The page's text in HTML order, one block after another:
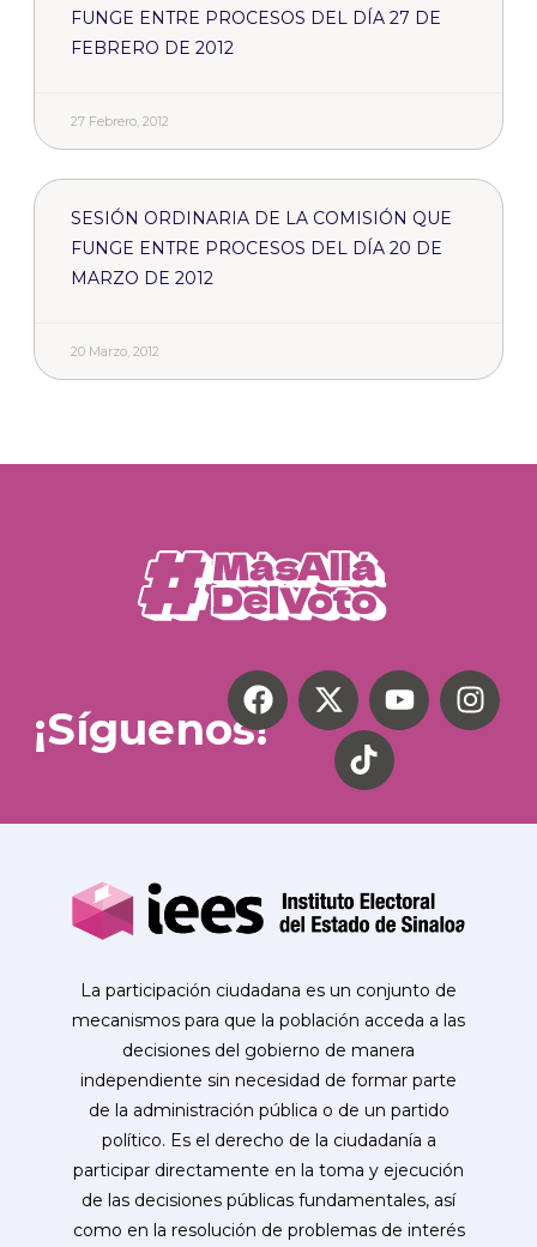
FUNGE ENTRE PROCESOS DEL DÍA 27 DE
FEBRERO DE 2012
27 Febrero, 2012
SESIÓN ORDINARIA DE LA COMISIÓN QUE
FUNGE ENTRE PROCESOS DEL DÍA 20 DE
MARZO DE 2012
20 Marzo, 2012
¡Síguenos!
La participación ciudadana es un conjunto de
mecanismos para que la población acceda a las
decisiones del gobierno de manera
independiente sin necesidad de formar parte
de la administración pública o de un partido
político. Es el derecho de la ciudadanía a
participar directamente en la toma y ejecución
de las decisiones públicas fundamentales, así
como en la resolución de problemas de interés